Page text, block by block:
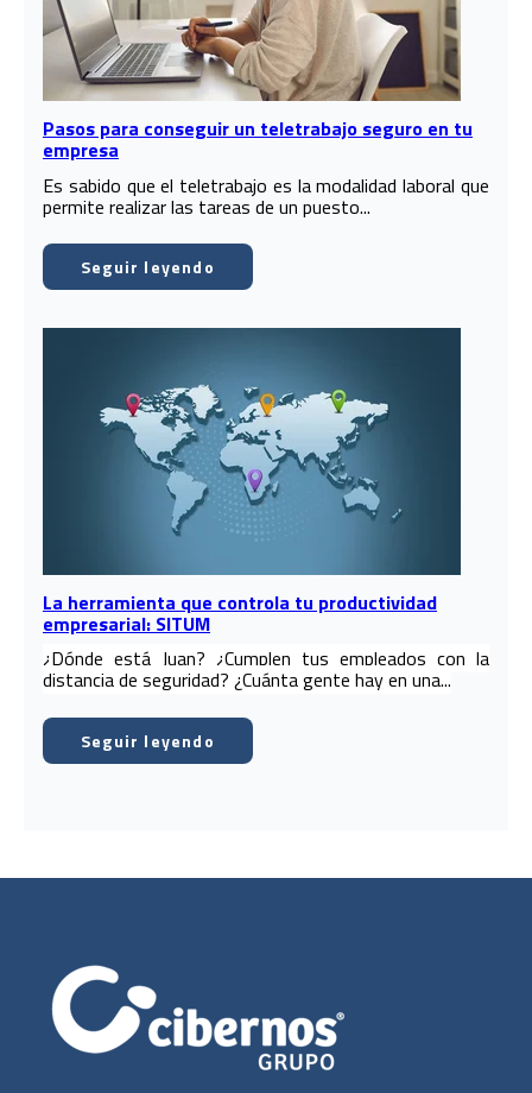
Pasos para conseguir un teletrabajo seguro en tu
empresa
Es sabido que el teletrabajo es la modalidad laboral que
permite realizar las tareas de un puesto...
Seguir leyendo
La herramienta que controla tu productividad
empresarial: SITUM
¿Dónde está Juan? ¿Cumplen tus empleados con la
distancia de seguridad? ¿Cuánta gente hay en una...
Seguir leyendo